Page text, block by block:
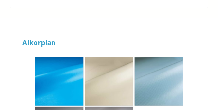
Produktgalerie überspringen
Alkorplan